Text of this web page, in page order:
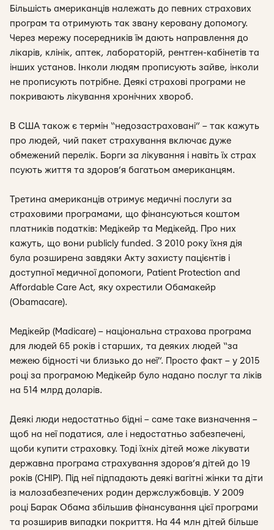
Більшість американців належать до певних страхових
програм та отримують так звану керовану допомогу.
Через мережу посередників їм дають направлення до
лікарів, клінік, аптек, лабораторій, рентген-кабінетів та
інших установ. Інколи людям прописують зайве, інколи
не прописують потрібне. Деякі страхові програми не
покривають лікування хронічних хвороб.
В США також є термін “недозастраховані” – так кажуть
про людей, чий пакет страхування включає дуже
обмежений перелік. Борги за лікування і навіть їх страх
псують життя та здоров’я багатьом американцям.
Третина американців отримує медичні послуги за
страховими програмами, що фінансуються коштом
платників податків: Медікейр та Медікейд. Про них
кажуть, що вони publicly funded. З 2010 року їхня дія
була розширена завдяки Акту захисту пацієнтів і
доступної медичної допомоги, Patient Protection and
Affordable Care Act, яку охрестили Обамакейр
(Obamacare).
Медікейр (Madicare) – національна страхова програма
для людей 65 років і старших, та деяких людей “за
межею бідності чи близько до неї”. Просто факт – у 2015
році за програмою Медікейр було надано послуг та ліків
на 514 млрд доларів.
Деякі люди недостатньо бідні – саме таке визначення –
щоб на неї податися, але і недостатньо забезпечені,
щоби купити страховку. Тоді їхніх дітей може лікувати
державна програма страхування здоров’я дітей до 19
років (CHIP). Під неї підпадають деякі вагітні жінки та діти
із малозабезпечених родин держслужбовців. У 2009
році Барак Обама збільшив фінансування цієї програми
та розширив випадки покриття. На 44 млн дітей більше